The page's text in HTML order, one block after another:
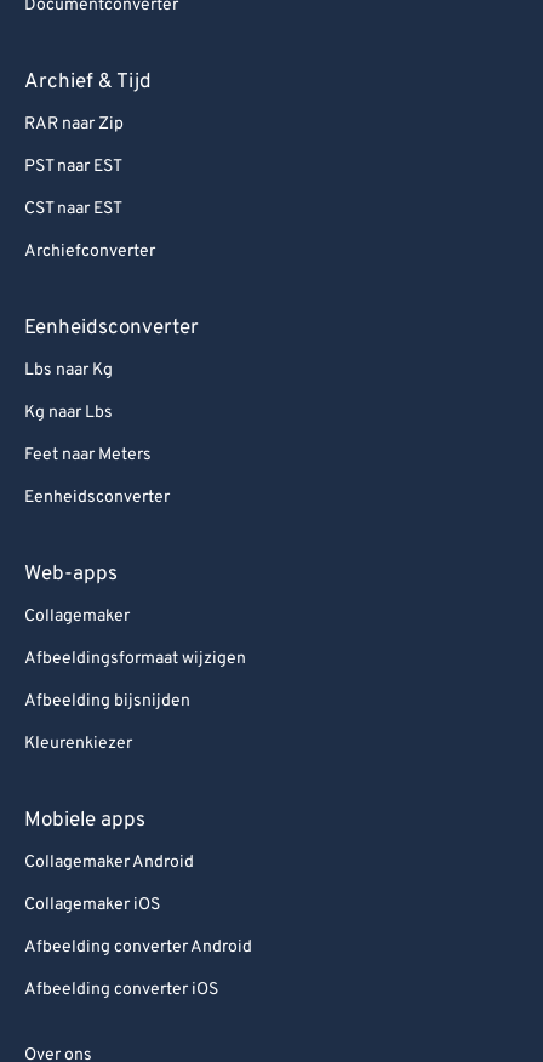
Documentconverter
Archief & Tijd
RAR naar Zip
PST naar EST
CST naar EST
Archiefconverter
Eenheidsconverter
Lbs naar Kg
Kg naar Lbs
Feet naar Meters
Eenheidsconverter
Web-apps
Collagemaker
Afbeeldingsformaat wijzigen
Afbeelding bijsnijden
Kleurenkiezer
Mobiele apps
Collagemaker Android
Collagemaker iOS
Afbeelding converter Android
Afbeelding converter iOS
Over ons